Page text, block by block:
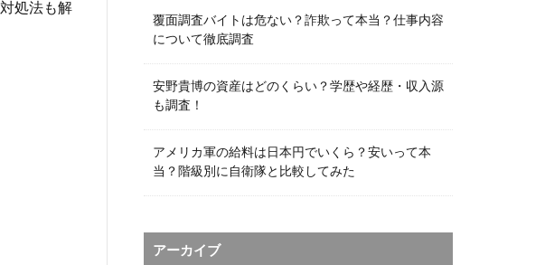
処法も解
覆面調査バイトは危ない？詐欺って本当？仕事内容
について徹底調査
安野貴博の資産はどのくらい？学歴や経歴・収入源
も調査！
アメリカ軍の給料は日本円でいくら？安いって本
当？階級別に自衛隊と比較してみた
アーカイブ